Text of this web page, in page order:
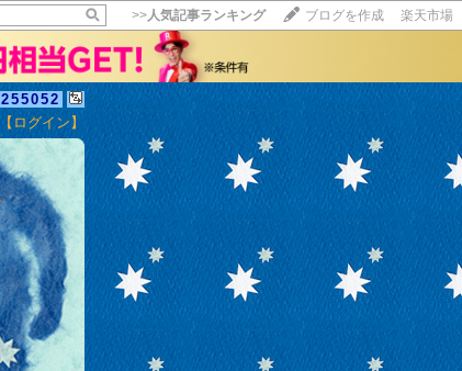
>>人気記事ランキング ブログを作成 楽天市場
255052
【ログイン】